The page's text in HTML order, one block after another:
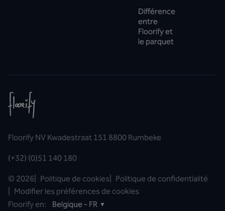
Différence
entre
Floorify et
le parquet
Floorify NV Kwadestraat 151 8800 Rumbeke
(+32) (0)51 140 180
© 2026 Politique de cookies
Politique de confidentialité
Modifier les préférences de cookies
Floorify en:
Belgique - FR ▼